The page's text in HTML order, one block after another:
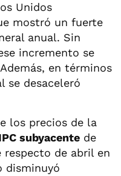
Unidos
mostró un fuerte
anual. Sin
incremento se
en términos
se desaceleró
los precios de la
subyacente de
respecto de abril en
disminuyó